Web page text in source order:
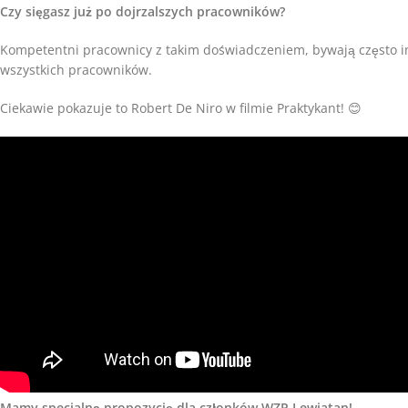
Czy sięgasz już po dojrzalszych pracowników?
Kompetentni pracownicy z takim doświadczeniem, bywają często
wszystkich pracowników.
Ciekawie pokazuje to Robert De Niro w filmie Praktykant! 😊